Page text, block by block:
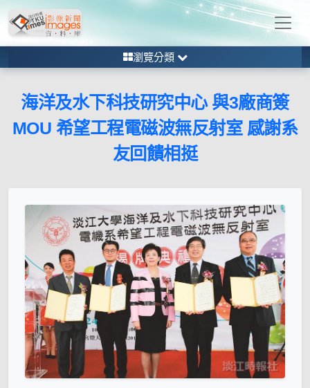
瀏覽分類
海洋及水下科技研究中心 與3廠商簽
MOU 希望工程電磁波無反射室 感謝系
友回饋相挺